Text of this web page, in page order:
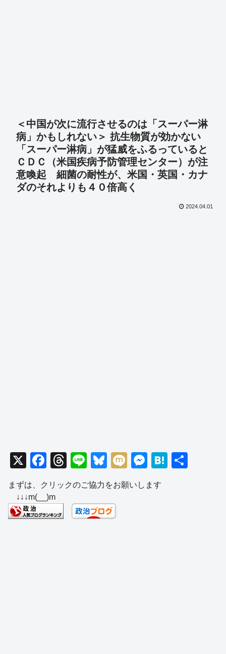
＜中国が次に流行させるのは「スーパー淋
病」かもしれない＞ 抗生物質が効かない
「スーパー淋病」が猛威をふるっていると
ＣＤＣ（米国疾病予防管理センター）が注
意喚起 細菌の耐性が、米国・英国・カナ
ダのそれよりも４０倍高く
2024.04.01
X
F
a
c
e
b
T
hr
e
a
d
Li
n
e
Bl
u
e
sk
y
M
ixi
M
e
ss
H
まずは、クリックのご協力をお願いします
↓↓↓m(__)m